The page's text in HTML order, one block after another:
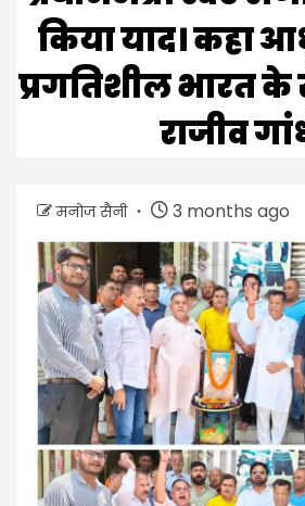
किया याद। कहा
प्रगतिशील भारत के
राजीव
मनोज सैनी 3 months ago